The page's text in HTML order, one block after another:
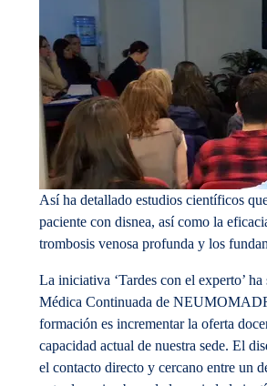
Así ha detallado estudios científicos
paciente con disnea, así como la
trombosis venosa profunda y los
La iniciativa ‘Tardes con el experto’
Médica Continuada de
formación es incrementar la oferta
capacidad actual de nuestra sede. El
el contacto directo y cercano entre un